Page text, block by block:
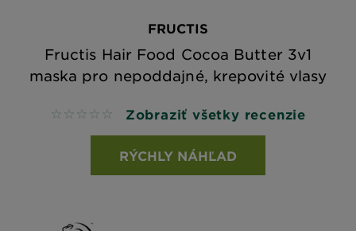
FRUCTIS
Fructis Hair Food Cocoa Butter 3v1
maska pro nepoddajné, krepovité vlasy
No reviews Zobraziť všetky recenzie
RÝCHLY NÁHĽAD